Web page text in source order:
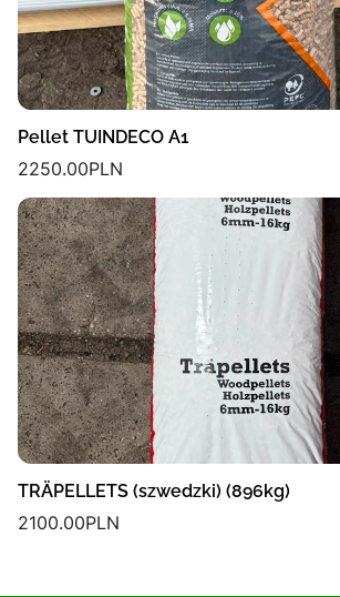
Pellet TUINDECO A1
2250.00PLN
TRÄPELLETS (szwedzki) (896kg)
2100.00PLN